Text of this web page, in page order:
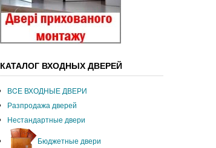
КАТАЛОГ ВХОДНЫХ ДВЕРЕЙ
ВCЕ ВХОДНЫЕ ДВЕРИ
Разпродажа дверей
Нестандартные двери
Бюджетные двери